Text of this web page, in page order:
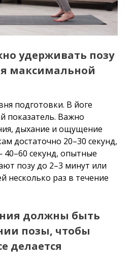
удерживать позу
максимальной
подготовки. В йоге
показатель. Важно
дыхание и ощущение
достаточно 20–30 секунд,
секунд, опытные
позу до 2–3 минут или
несколько раз в течение
должны быть
позы, чтобы
делается